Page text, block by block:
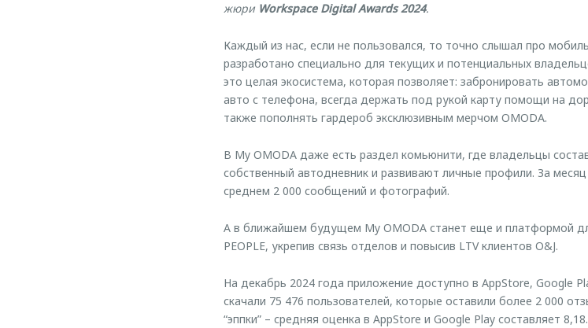
жюри Workspace Digital Awards 2024.
Каждый из нас, если не пользовался, то точно слышал про
разработано специально для текущих и потенциальных
это целая экосистема, которая позволяет: забронировать
авто с телефона, всегда держать под рукой карту помощи на
также пополнять гардероб эксклюзивным мерчом OMODA.
В My OMODA даже есть раздел комьюнити, где владельцы
собственный автодневник и развивают личные профили. За
среднем 2 000 сообщений и фотографий.
А в ближайшем будущем My OMODA станет еще и платформой
PEOPLE, укрепив связь отделов и повысив LTV клиентов O&J.
На декабрь 2024 года приложение доступно в AppStore, Google
скачали 75 476 пользователей, которые оставили более 2 000
“эппки” – средняя оценка в AppStore и Google Play составляет 8,18.